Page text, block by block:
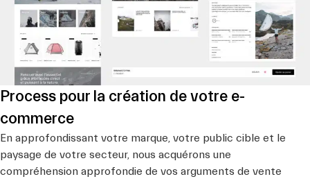
Process pour la création de votre e-
commerce
En approfondissant votre marque, votre public cible et le
paysage de votre secteur, nous acquérons une
compréhension approfondie de vos arguments de vente